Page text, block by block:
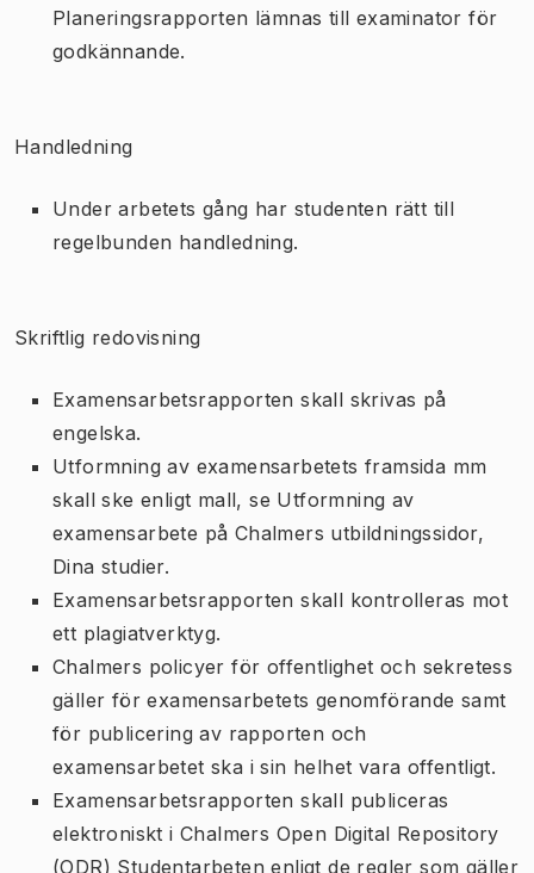
Planeringsrapporten lämnas till examinator för
godkännande.
Handledning
Under arbetets gång har studenten rätt till
regelbunden handledning.
Skriftlig redovisning
Examensarbetsrapporten skall skrivas på
engelska.
Utformning av examensarbetets framsida mm
skall ske enligt mall, se Utformning av
examensarbete på Chalmers utbildningssidor,
Dina studier.
Examensarbetsrapporten skall kontrolleras mot
ett plagiatverktyg.
Chalmers policyer för offentlighet och sekretess
gäller för examensarbetets genomförande samt
för publicering av rapporten och
examensarbetet ska i sin helhet vara offentligt.
Examensarbetsrapporten skall publiceras
elektroniskt i Chalmers Open Digital Repository
(ODR) Studentarbeten enligt de regler som gäller